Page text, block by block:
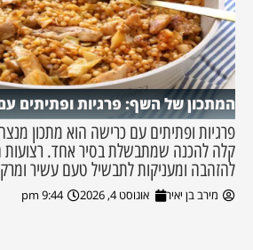
המתכון של השף: פרגיות ופתיתים
פרגיות ופתיתים עם כרישה הוא מתכון
קלה להכנה שמתבשלת בסיר אחד. רצועות
להזהבה ומעניקות לתבשיל טעם עשיר
מירב בן יאיר אוגוסט 4, 2026 9:44 pm